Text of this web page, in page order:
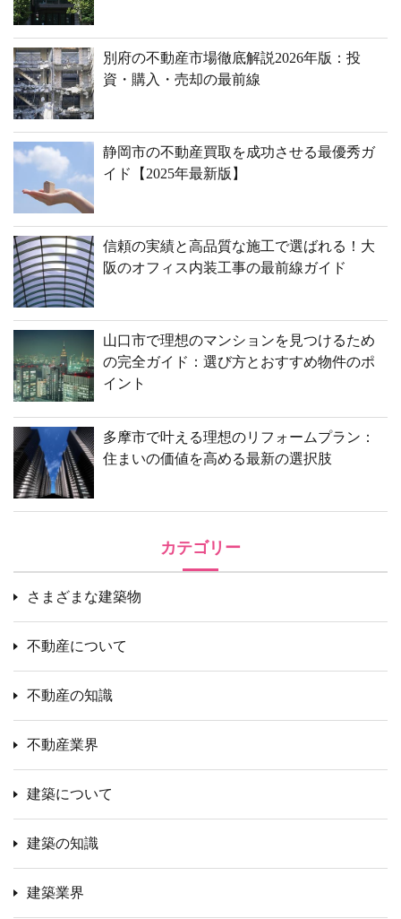
別府の不動産市場徹底解説2026年版：投
資・購入・売却の最前線
静岡市の不動産買取を成功させる最優秀ガ
イド【2025年最新版】
信頼の実績と高品質な施工で選ばれる！大
阪のオフィス内装工事の最前線ガイド
山口市で理想のマンションを見つけるため
の完全ガイド：選び方とおすすめ物件のポ
イント
多摩市で叶える理想のリフォームプラン：
住まいの価値を高める最新の選択肢
カテゴリー
さまざまな建築物
不動産について
不動産の知識
不動産業界
建築について
建築の知識
建築業界